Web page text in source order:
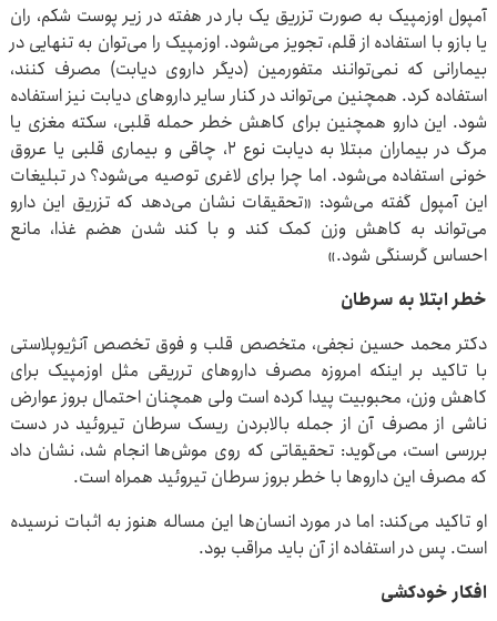
آمپول اوزمپیک به صورت تزریق یک بار در هفته در زیر پوست شکم، ران
یا بازو با استفاده از قلم، تجویز می‌شود. اوزمپیک را می‌توان به تنهایی در
بیمارانی که نمی‌توانند متفورمین (دیگر داروی دیابت) مصرف کنند،
استفاده کرد. همچنین می‌تواند در کنار سایر داروهای دیابت نیز استفاده
شود. این دارو همچنین برای کاهش خطر حمله قلبی، سکته مغزی یا
مرگ در بیماران مبتلا به دیابت نوع ۲، چاقی و بیماری قلبی یا عروق
خونی استفاده می‌شود. اما چرا برای لاغری توصیه می‌شود؟ در تبلیغات
این آمپول گفته می‌شود: «تحقیقات نشان می‌دهد که تزریق این دارو
می‌تواند به کاهش وزن کمک کند و با کند شدن هضم غذا، مانع
احساس گرسنگی شود.»
خطر ابتلا به سرطان
دکتر محمد حسین نجفی، متخصص قلب و فوق تخصص آنژیوپلاستی
با تاکید بر اینکه امروزه مصرف داروهای ترریقی مثل اوزمپیک برای
کاهش وزن، محبوبیت پیدا کرده است ولی همچنان احتمال بروز عوارض
ناشی از مصرف آن از جمله بالابردن ریسک سرطان تیروئید در دست
بررسی است، می‌گوید: تحقیقاتی که روی موش‌ها انجام شد، نشان داد
که مصرف این داروها با خطر بروز سرطان تیروئید همراه است.
او تاکید می‌کند: اما در مورد انسان‌ها این مساله هنوز به اثبات نرسیده
است. پس در استفاده از آن باید مراقب بود.
افکار خودکشی